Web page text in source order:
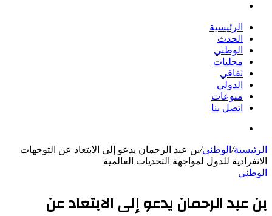
الرئيسية
الحدث
الوطني
محليات
ثقافي
الدولي
منوعات
اتصل بنا
الرئيسية/ الوطني/بن عبد الرحمان يدعو إلى الابتعاد عن التوجهات
الانفرادية للدول لمواجهة التحديات العالمية
الوطني
بن عبد الرحمان يدعو إلى الابتعاد عن